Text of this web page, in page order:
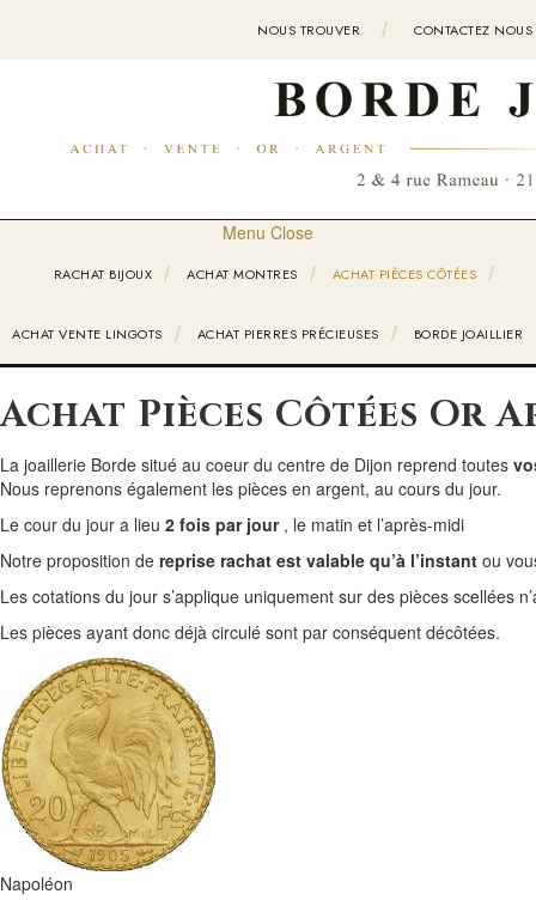
NOUS TROUVER CONTACTEZ NOUS
Menu Close
RACHAT BIJOUX ACHAT MONTRES ACHAT PIÈCES CÔTÉES
ACHAT VENTE LINGOTS ACHAT PIERRES PRÉCIEUSES BORDE JOAILLIER
Achat Pièces Côtées Or
La joaillerie Borde situé au coeur du centre de Dijon reprend toutes
Nous reprenons également les pièces en argent, au cours du jour.
Le cour du jour a lieu 2 fois par jour, le matin et l’après-midi
Notre proposition de reprise rachat est valable qu’à l’instant ou
Les cotations du jour s’applique uniquement sur des pièces scellées
Les pièces ayant donc déjà circulé sont par conséquent décôtées.
Napoléon